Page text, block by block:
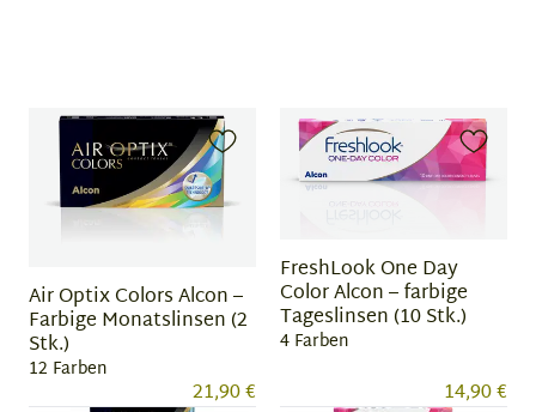
Air Optix Colors Alcon –
Farbige Monatslinsen (2
Stk.)
12 Farben
21,90 €
FreshLook One Day
Color Alcon – farbige
Tageslinsen (10 Stk.)
4 Farben
14,90 €